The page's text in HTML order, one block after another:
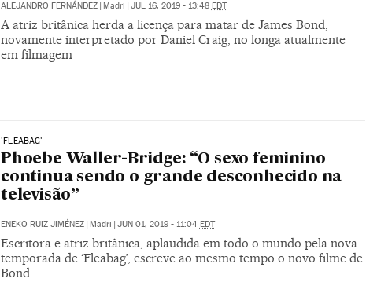
ALEJANDRO FERNÁNDEZ Madri JUL 16, 2019 - 13:48 EDT
A atriz britânica herda a licença para matar de James Bond,
novamente interpretado por Daniel Craig, no longa atualmente
em filmagem
'FLEABAG'
Phoebe Waller-Bridge: “O sexo feminino
continua sendo o grande desconhecido na
televisão”
ENEKO RUIZ JIMÉNEZ | Madri | JUN 01, 2019 - 11:04 EDT
Escritora e atriz britânica, aplaudida em todo o mundo pela nova
temporada de ‘Fleabag’, escreve ao mesmo tempo o novo filme de
Bond